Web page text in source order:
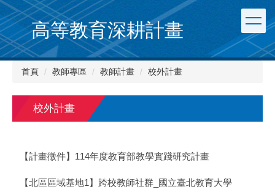
跳
到
主
要
內
高等教育深耕計畫
首頁 教師專區 教師計畫 校外計畫
校外計畫
【計畫徵件】114年度教育部教學實踐研究計畫
【北區區域基地1】跨校教師社群_國立臺北教育大學